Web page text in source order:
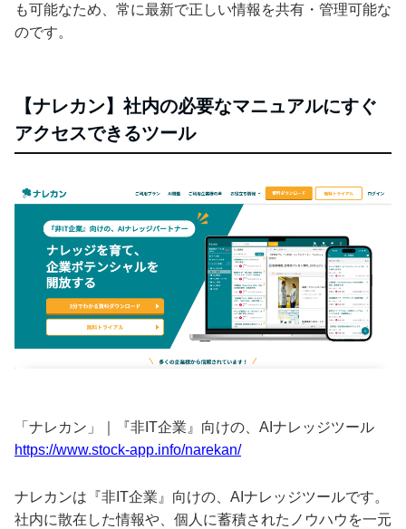
も可能なため、常に最新で正しい情報を共有・管理可能な
のです。
【ナレカン】社内の必要なマニュアルにすぐ
アクセスできるツール
「ナレカン」｜『非IT企業』向けの、AIナレッジツール
https://www.stock-app.info/narekan/
ナレカンは『非IT企業』向けの、AIナレッジツールです。
社内に散在した情報や、個人に蓄積されたノウハウを一元